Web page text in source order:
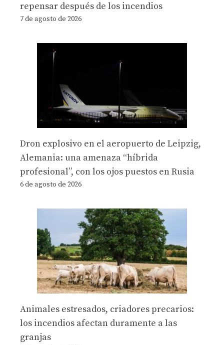
repensar después de los incendios
7 de agosto de 2026
Dron explosivo en el aeropuerto de Leipzig,
Alemania: una amenaza “híbrida
profesional”, con los ojos puestos en Rusia
6 de agosto de 2026
Animales estresados, criadores precarios:
los incendios afectan duramente a las
granjas